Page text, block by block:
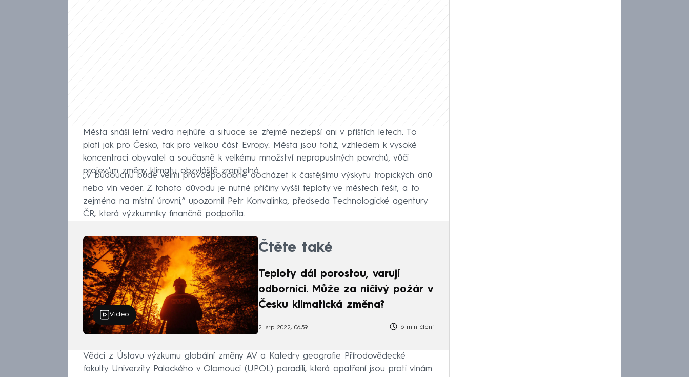
Města snáší letní vedra nejhůře a situace se zřejmě nezlepší ani v příštích letech. To
platí jak pro Česko, tak pro velkou část Evropy. Města jsou totiž, vzhledem k vysoké
koncentraci obyvatel a současně k velkému množství nepropustných povrchů, vůči
projevům změny klimatu obzvláště zranitelná.
„V budoucnu bude velmi pravděpodobně docházet k častějšímu výskytu tropických dnů
nebo vln veder. Z tohoto důvodu je nutné příčiny vyšší teploty ve městech řešit, a to
zejména na místní úrovni,“ upozornil Petr Konvalinka, předseda Technologické agentury
ČR, která výzkumníky finančně podpořila.
Video
Čtěte také
Teploty dál porostou, varují
odborníci. Může za ničivý požár v
Česku klimatická změna?
2. srp 2022, 06:59 6 min čtení
Vědci z Ústavu výzkumu globální změny AV a Katedry geografie Přírodovědecké
fakulty Univerzity Palackého v Olomouci (UPOL) poradili, která opatření jsou proti vlnám